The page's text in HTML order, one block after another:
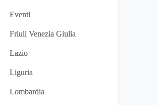
Eventi
Friuli Venezia Giulia
Lazio
Liguria
Lombardia